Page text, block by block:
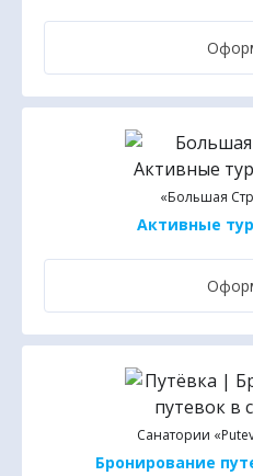
«Большая
Активные
Санатории
Бронирование